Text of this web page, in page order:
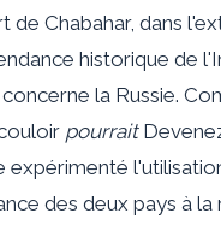
de Chabahar, dans
historique de
la Russie.
pourrait
expérimenté
des deux pays à la